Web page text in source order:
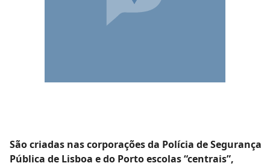
São criadas nas corporações da Polícia de Segurança
Pública de Lisboa e do Porto escolas “centrais”,